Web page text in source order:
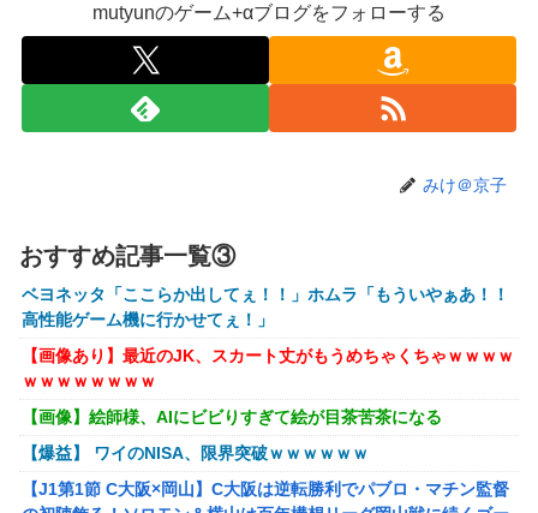
【画像】キングダムの河了貂、「あったけぇ壁」に引き続き
更に味方をぶっ殺す作戦を実行する
【艦これ】でもイベントのたびに思うんだ 空母機動部隊っ
てクソだわ！
【にじさんじ】五木、長尾に表計算ソフトの便利さを理解ら
せる『エクセルに感動してるおじさん見てなんか感動する』
【にじ甲2026】ところで野球って魔法使うのOKなんやっ
け？
にじさんじのフレン・E・ルスタリオちゃんとかいうドチャ
LOVEｗｗｗ
「ドラクエ11」攻略感想(54/クリア後)マルティナの「しん
ぴのビスチェ」可愛い！そしてメドローアやギガバーストき
たー！
mutyunのゲーム+αブログをフォローする
みけ＠京子
おすすめ記事一覧③
ベヨネッタ「ここらか出してぇ！！」ホムラ「もういやぁあ！！
高性能ゲーム機に行かせてぇ！」
【画像あり】最近のJK、スカート丈がもうめちゃくちゃｗｗｗｗ
ｗｗｗｗｗｗｗｗ
【画像】絵師様、AIにビビりすぎて絵が目茶苦茶になる
【爆益】 ワイのNISA、限界突破ｗｗｗｗｗｗ
【J1第1節 C大阪×岡山】C大阪は逆転勝利でパブロ・マチン監督